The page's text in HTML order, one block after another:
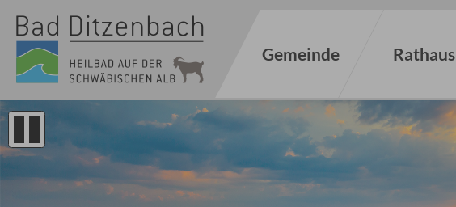
Gemeinde Rathaus